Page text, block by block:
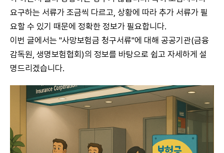
요구하는 서류가 조금씩 다르고, 상황에 따라 추가 서류가 필
요할 수 있기 때문에 정확한 정보가 필요합니다.
이번 글에서는 "사망보험금 청구서류"에 대해 공공기관(금융
감독원, 생명보험협회)의 정보를 바탕으로 쉽고 자세하게 설
명드리겠습니다.